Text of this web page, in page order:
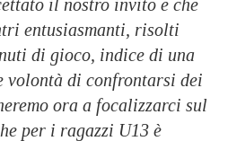
il nostro invito e che
entusiasmanti, risolti
di gioco, indice di una
volontà di confrontarsi dei
ora a focalizzarci sul
per i ragazzi U13 è